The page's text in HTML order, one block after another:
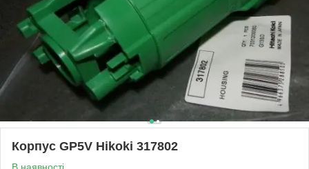
Корпус GP5V Hikoki 317802
В наявності